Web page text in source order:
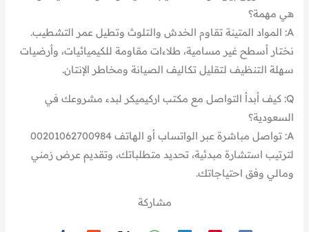
هي مهمة؟
A: المواد المتينة تقاوم الخدش والتلوث وتطيل عمر التشطيب.
نختار أسطح غير مسامية، طلاءات مقاومة للكيميائيات، وأرضيات
سهلة التنظيف لتقليل تكاليف الصيانة ومخاطر الإنتان.
Q: كيف أبدأ التواصل مع مكتب اركيميكر لبدء مشروعك في
السعودية؟
A: تواصل مباشرة عبر الواتساب أو الهاتف 00201062700984
لترتيب استشارة مبدئية، تحديد متطلباتك، وتقديم عرض زمني
ومالي وفق احتياجاتك.
مشاركة